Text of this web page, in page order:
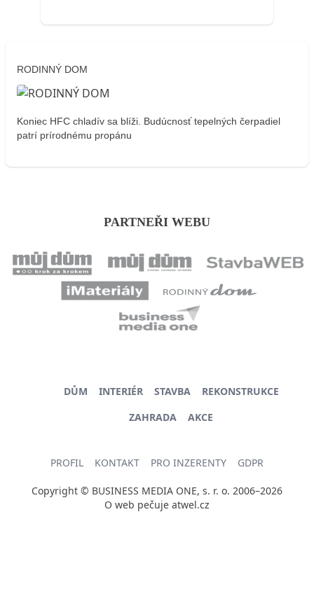
RODINNÝ DOM
Koniec HFC chladív sa blíži. Budúcnosť tepelných čerpadiel
patrí prírodnému propánu
PARTNEŘI WEBU
DŮM INTERIÉR STAVBA
REKONSTRUKCE
ZAHRADA
AKCE
PROFIL KONTAKT PRO INZERENTY GDPR
Copyright © BUSINESS MEDIA ONE, s. r. o. 2006–2026